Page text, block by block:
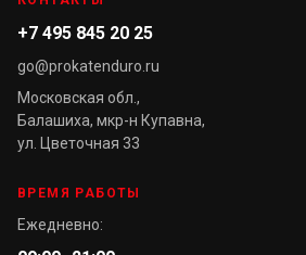
+7 495 845 20 25
go@prokatenduro.ru
Московская обл.,
Балашиха, мкр-н Купавна,
ул. Цветочная 33
ВРЕМЯ РАБОТЫ
Ежедневно: